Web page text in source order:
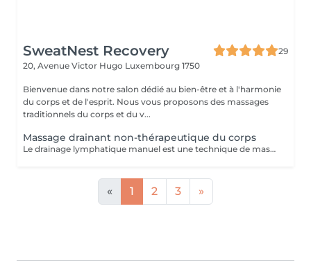
SweatNest Recovery
29
20, Avenue Victor Hugo Luxembourg 1750
Bienvenue dans notre salon dédié au bien-être et à l'harmonie
du corps et de l'esprit. Nous vous proposons des massages
traditionnels du corps et du v...
Massage drainant non-thérapeutique du corps
Le drainage lymphatique manuel est une technique de massage douce et précise, conçue pour stimuler la circulation de la lymphe, favoriser l'élimination des toxines et réduire la rétention d'eau. En activant le système lymphatique, ce soin aide à diminuer l'aspect de la cellulite, à remodeler la silhouette et à renforcer naturellement les défenses immunitaires. Le massage débute par des exercices respiratoires destinés à favoriser la circulation lymphatique dans l'ensemble du corps. Les manuvres, à la fois légères et dynamiques, apportent une sensation de légèreté immédiate tout en rééquilibrant les fluides corporels. Zones traitées : ventre, bras et jambes. Ce soin est particulièrement recommandé pour celles et ceux souhaitant détoxifier leur organisme, affiner leur corps et retrouver une sensation durable de bien-être.
« 1 2 3 »